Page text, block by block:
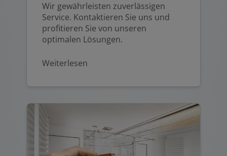
Wir gewährleisten zuverlässigen
Service. Kontaktieren Sie uns und
profitieren Sie von unseren
optimalen Lösungen.
Weiterlesen